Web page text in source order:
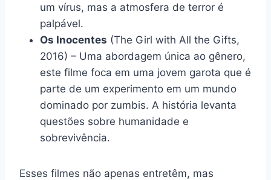
um vírus, mas a atmosfera de terror é
palpável.
Os Inocentes (The Girl with All the Gifts,
2016) – Uma abordagem única ao gênero,
este filme foca em uma jovem garota que é
parte de um experimento em um mundo
dominado por zumbis. A história levanta
questões sobre humanidade e
sobrevivência.
Esses filmes não apenas entretêm, mas